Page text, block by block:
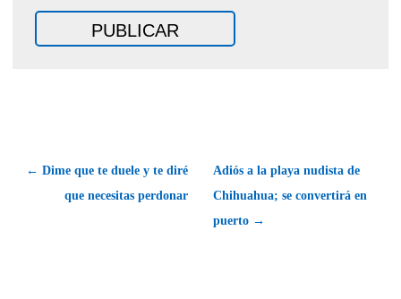
← Dime que te duele y te diré
que necesitas perdonar
Adiós a la playa nudista de
Chihuahua; se convertirá en
puerto →